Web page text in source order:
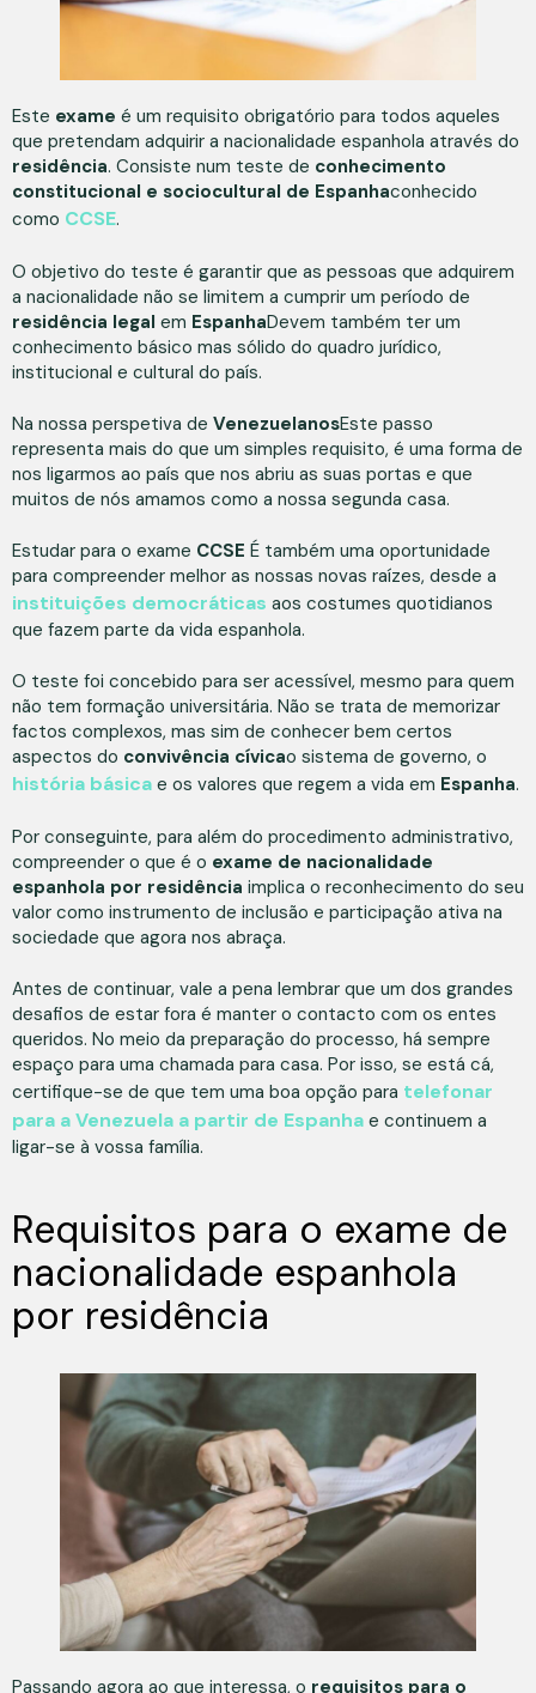
Este exame é um requisito obrigatório para todos aqueles
que pretendam adquirir a nacionalidade espanhola através do
residência. Consiste num teste de conhecimento
constitucional e sociocultural de Espanhaconhecido
como CCSE.
O objetivo do teste é garantir que as pessoas que adquirem
a nacionalidade não se limitem a cumprir um período de
residência legal em EspanhaDevem também ter um
conhecimento básico mas sólido do quadro jurídico,
institucional e cultural do país.
Na nossa perspetiva de VenezuelanosEste passo
representa mais do que um simples requisito, é uma forma de
nos ligarmos ao país que nos abriu as suas portas e que
muitos de nós amamos como a nossa segunda casa.
Estudar para o exame CCSE É também uma oportunidade
para compreender melhor as nossas novas raízes, desde a
instituições democráticas aos costumes quotidianos
que fazem parte da vida espanhola.
O teste foi concebido para ser acessível, mesmo para quem
não tem formação universitária. Não se trata de memorizar
factos complexos, mas sim de conhecer bem certos
aspectos do convivência cívicao sistema de governo, o
história básica e os valores que regem a vida em Espanha.
Por conseguinte, para além do procedimento administrativo,
compreender o que é o exame de nacionalidade
espanhola por residência implica o reconhecimento do seu
valor como instrumento de inclusão e participação ativa na
sociedade que agora nos abraça.
Antes de continuar, vale a pena lembrar que um dos grandes
desafios de estar fora é manter o contacto com os entes
queridos. No meio da preparação do processo, há sempre
espaço para uma chamada para casa. Por isso, se está cá,
certifique-se de que tem uma boa opção para telefonar
para a Venezuela a partir de Espanha e continuem a
ligar-se à vossa família.
Requisitos para o exame de
nacionalidade espanhola
por residência
Passando agora ao que interessa, o requisitos para o